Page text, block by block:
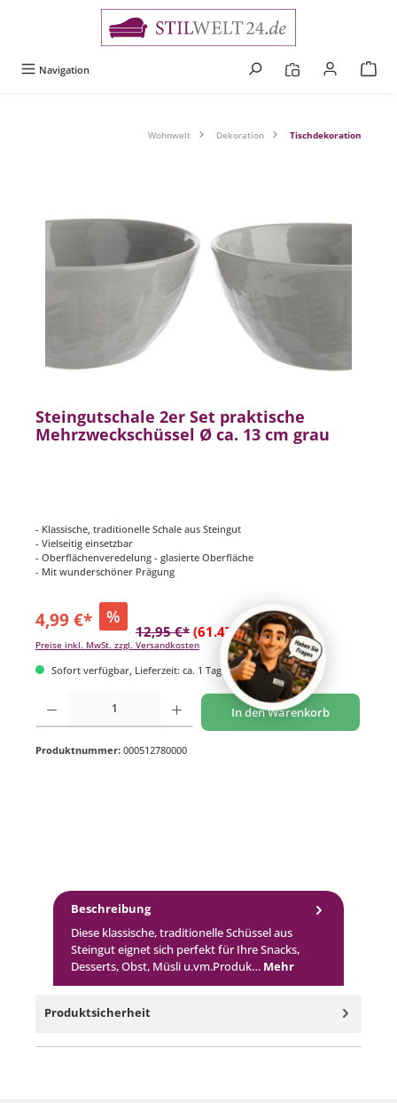
Navigation
Wohnwelt Dekoration Tischdekoration
Steingutschale 2er Set praktische
Mehrzweckschüssel Ø ca. 13 cm grau
- Klassische, traditionelle Schale aus Steingut
- Vielseitig einsetzbar
- Oberflächenveredelung - glasierte Oberfläche
- Mit wunderschöner Prägung
4,99 €* %
12,95 €* (61.47% gespart)
Preise inkl. MwSt. zzgl. Versandkosten
Sofort verfügbar, Lieferzeit: ca. 1 Tag
Produkt Anzahl: Gib den gewünschten Wert ein oder benutze die Schaltflächen um
In den Warenkorb
Produktnummer: 000512780000
Beschreibung
Diese klassische, traditionelle Schüssel aus
Steingut eignet sich perfekt für Ihre Snacks,
Desserts, Obst, Müsli u.vm.Produk… Mehr
Produktsicherheit